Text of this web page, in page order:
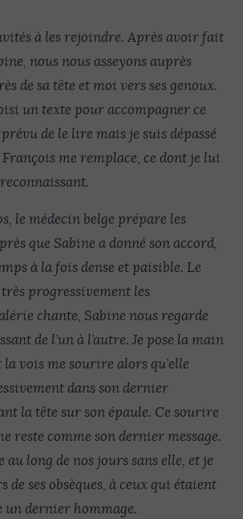
à les rejoindre. Après avoir fait
nous nous asseyons auprès
de sa tête et moi vers ses genoux.
un texte pour accompagner ce
prévu de le lire mais je suis dépassé
me remplace, ce dont je lui
le médecin belge prépare les
que Sabine a donné son accord,
à la fois dense et paisible. Le
progressivement les
chante, Sabine nous regarde
de l’un à l’autre. Je pose la main
la vois me sourire alors qu’elle
dans son dernier
la tête sur son épaule. Ce sourire
reste comme son dernier message.
au long de nos jours sans elle, et je
de ses obsèques, à ceux qui étaient
dernier hommage.